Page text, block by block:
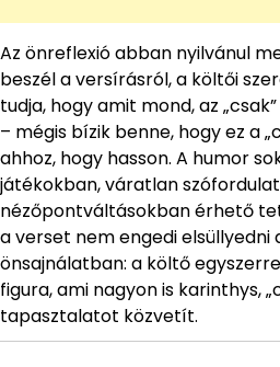
Az önreflexió abban nyilvánul
beszél a versírásról, a költői
tudja, hogy amit mond, az
– mégis bízik benne, hogy ez a
ahhoz, hogy hasson. A humor
játékokban, váratlan
nézőpontváltásokban érhető
a verset nem engedi elsüllyedni
önsajnálatban: a költő
figura, ami nagyon is karinthys,
tapasztalatot közvetít.